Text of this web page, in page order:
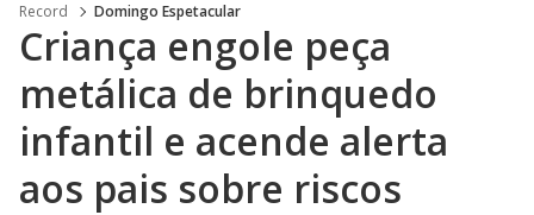
Record Domingo Espetacular
Criança engole peça
metálica de brinquedo
infantil e acende alerta
aos pais sobre riscos